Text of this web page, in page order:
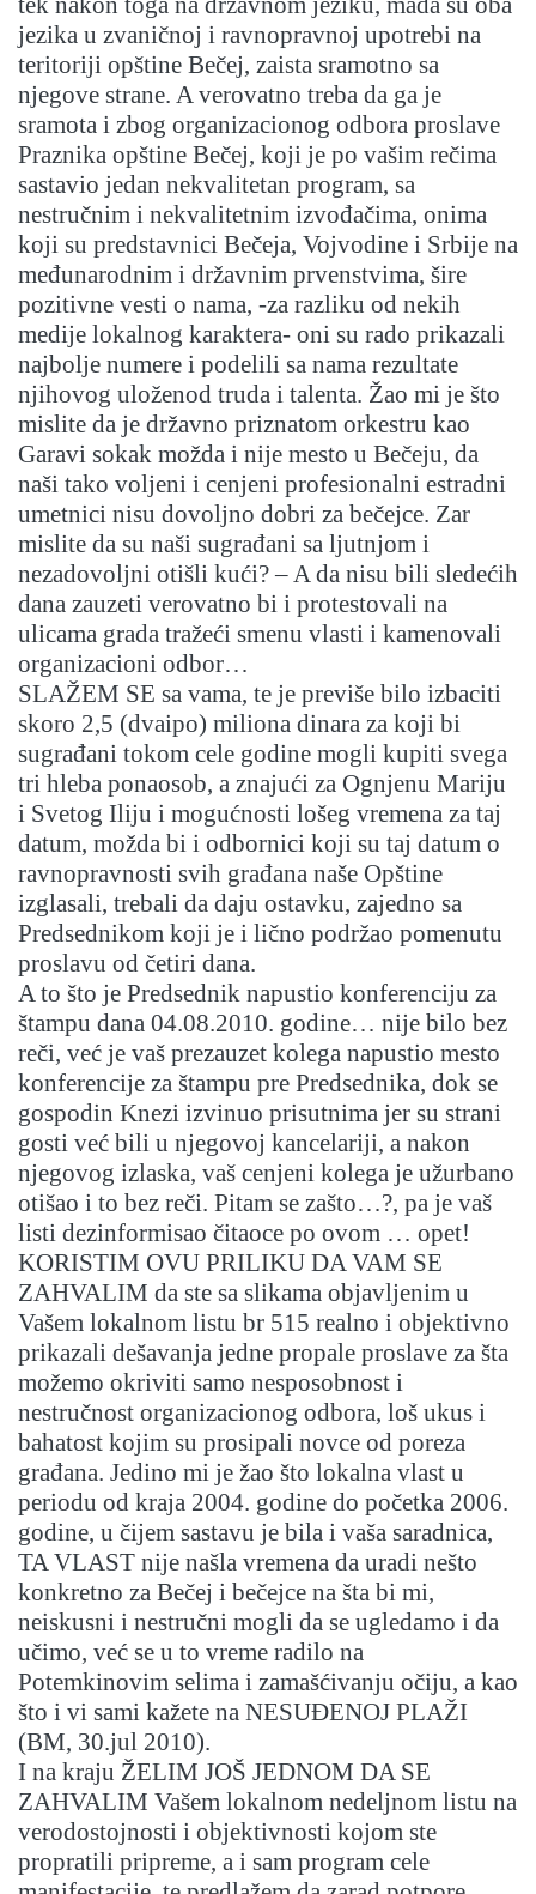
jezika u zvaničnoj i ravnopravnoj upotrebi na
teritoriji opštine Bečej, zaista sramotno sa
njegove strane. A verovatno treba da ga je
sramota i zbog organizacionog odbora proslave
Praznika opštine Bečej, koji je po vašim rečima
sastavio jedan nekvalitetan program, sa
nestručnim i nekvalitetnim izvođačima, onima
koji su predstavnici Bečeja, Vojvodine i Srbije na
međunarodnim i državnim prvenstvima, šire
pozitivne vesti o nama, -za razliku od nekih
medije lokalnog karaktera- oni su rado prikazali
najbolje numere i podelili sa nama rezultate
njihovog uloženod truda i talenta. Žao mi je što
mislite da je državno priznatom orkestru kao
Garavi sokak možda i nije mesto u Bečeju, da
naši tako voljeni i cenjeni profesionalni estradni
umetnici nisu dovoljno dobri za bečejce. Zar
mislite da su naši sugrađani sa ljutnjom i
nezadovoljni otišli kući? – A da nisu bili sledećih
dana zauzeti verovatno bi i protestovali na
ulicama grada tražeći smenu vlasti i kamenovali
organizacioni odbor…
SLAŽEM SE sa vama, te je previše bilo izbaciti
skoro 2,5 (dvaipo) miliona dinara za koji bi
sugrađani tokom cele godine mogli kupiti svega
tri hleba ponaosob, a znajući za Ognjenu Mariju
i Svetog Iliju i mogućnosti lošeg vremena za taj
datum, možda bi i odbornici koji su taj datum o
ravnopravnosti svih građana naše Opštine
izglasali, trebali da daju ostavku, zajedno sa
Predsednikom koji je i lično podržao pomenutu
proslavu od četiri dana.
A to što je Predsednik napustio konferenciju za
štampu dana 04.08.2010. godine… nije bilo bez
reči, već je vaš prezauzet kolega napustio mesto
konferencije za štampu pre Predsednika, dok se
gospodin Knezi izvinuo prisutnima jer su strani
gosti već bili u njegovoj kancelariji, a nakon
njegovog izlaska, vaš cenjeni kolega je užurbano
otišao i to bez reči. Pitam se zašto…?, pa je vaš
listi dezinformisao čitaoce po ovom … opet!
KORISTIM OVU PRILIKU DA VAM SE
ZAHVALIM da ste sa slikama objavljenim u
Vašem lokalnom listu br 515 realno i objektivno
prikazali dešavanja jedne propale proslave za šta
možemo okriviti samo nesposobnost i
nestručnost organizacionog odbora, loš ukus i
bahatost kojim su prosipali novce od poreza
građana. Jedino mi je žao što lokalna vlast u
periodu od kraja 2004. godine do početka 2006.
godine, u čijem sastavu je bila i vaša saradnica,
TA VLAST nije našla vremena da uradi nešto
konkretno za Bečej i bečejce na šta bi mi,
neiskusni i nestručni mogli da se ugledamo i da
učimo, već se u to vreme radilo na
Potemkinovim selima i zamašćivanju očiju, a kao
što i vi sami kažete na NESUĐENOJ PLAŽI
(BM, 30.jul 2010).
I na kraju ŽELIM JOŠ JEDNOM DA SE
ZAHVALIM Vašem lokalnom nedeljnom listu na
verodostojnosti i objektivnosti kojom ste
propratili pripreme, a i sam program cele